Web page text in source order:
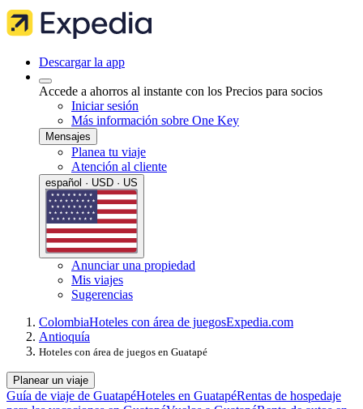
Descargar la app
Accede a ahorros al instante con los Precios para socios
Iniciar sesión
Más información sobre One Key
Mensajes
Planea tu viaje
Atención al cliente
español · USD · US
Anunciar una propiedad
Mis viajes
Sugerencias
ColombiaHoteles con área de juegosExpedia.com
Antioquía
Hoteles con área de juegos en Guatapé
Planear un viaje
Guía de viaje de GuatapéHoteles en GuatapéRentas de hospedaje